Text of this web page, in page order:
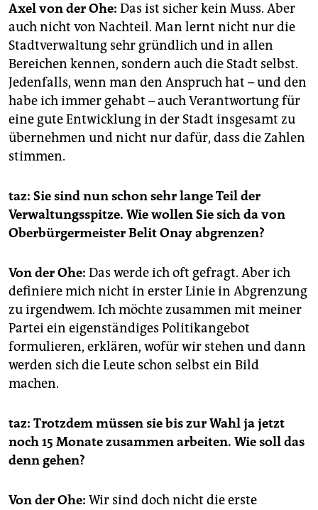
Axel von der Ohe: Das ist sicher kein Muss. Aber
auch nicht von Nachteil. Man lernt nicht nur die
Stadtverwaltung sehr gründlich und in allen
Bereichen kennen, sondern auch die Stadt selbst.
Jedenfalls, wenn man den Anspruch hat – und den
habe ich immer gehabt – auch Verantwortung für
eine gute Entwicklung in der Stadt insgesamt zu
übernehmen und nicht nur dafür, dass die Zahlen
stimmen.
taz: Sie sind nun schon sehr lange Teil der
Verwaltungsspitze. Wie wollen Sie sich da von
Oberbürgermeister Belit Onay abgrenzen?
Von der Ohe: Das werde ich oft gefragt. Aber ich
definiere mich nicht in erster Linie in Abgrenzung
zu irgendwem. Ich möchte zusammen mit meiner
Partei ein eigenständiges Politikangebot
formulieren, erklären, wofür wir stehen und dann
werden sich die Leute schon selbst ein Bild
machen.
taz: Trotzdem müssen sie bis zur Wahl ja jetzt
noch 15 Monate zusammen arbeiten. Wie soll das
denn gehen?
Von der Ohe: Wir sind doch nicht die erste